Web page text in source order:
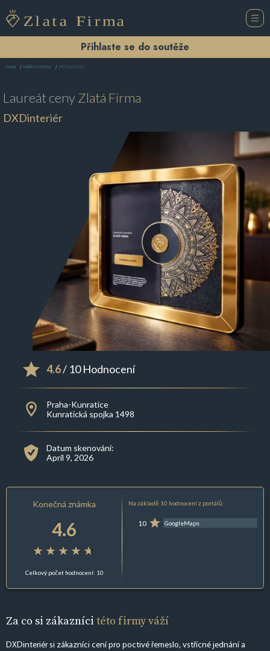
Přihlaste se do soutěže
Domů Truhlářství Praha DXDinteriér
Laureát cenyZlatá Firma
DXDinteriér
4.6/ 10 Hodnocení
Praha-Kunratice
Kunratická spojka 1498
Datum skenování:
April 9, 2026
Konečná známka
4.6
Celkový počet hodnocení: 10
Na základě 10 hodnocení z portálů:
10 GoogleMaps
Za co si zákazníci této firmy váží
DXDinteriér si zákazníci cení pro poctivé řemeslo, vstřícné jednání a